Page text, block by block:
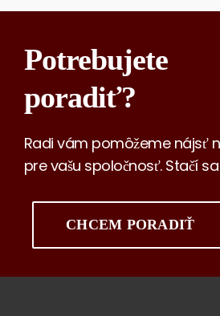
Potrebujete
poradiť?
Radi vám pomôžeme nájsť
pre vašu spoločnosť. Stačí
CHCEM PORADIŤ